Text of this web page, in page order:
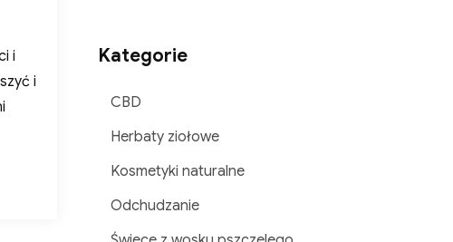
i
i
Kategorie
CBD
Herbaty ziołowe
Kosmetyki naturalne
Odchudzanie